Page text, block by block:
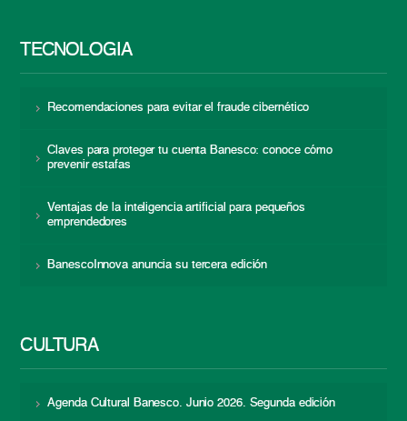
TECNOLOGÍA
Recomendaciones para evitar el fraude cibernético
Claves para proteger tu cuenta Banesco: conoce cómo
prevenir estafas
Ventajas de la inteligencia artificial para pequeños
emprendedores
BanescoInnova anuncia su tercera edición
CULTURA
Agenda Cultural Banesco. Junio 2026. Segunda edición